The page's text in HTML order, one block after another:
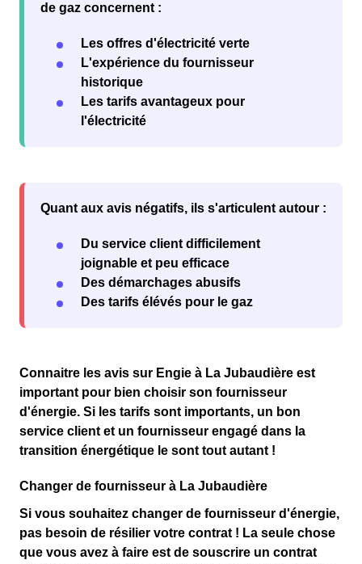
de gaz concernent :
Les offres d'électricité verte
L'expérience du fournisseur
historique
Les tarifs avantageux pour
l'électricité
Quant aux avis négatifs, ils s'articulent autour :
Du service client difficilement
joignable et peu efficace
Des démarchages abusifs
Des tarifs élévés pour le gaz
Connaitre les avis sur Engie à La Jubaudière est
important pour bien choisir son fournisseur
d'énergie. Si les tarifs sont importants, un bon
service client et un fournisseur engagé dans la
transition énergétique le sont tout autant !
Changer de fournisseur à La Jubaudière
Si vous souhaitez changer de fournisseur d'énergie,
pas besoin de résilier votre contrat ! La seule chose
que vous avez à faire est de souscrire un contrat